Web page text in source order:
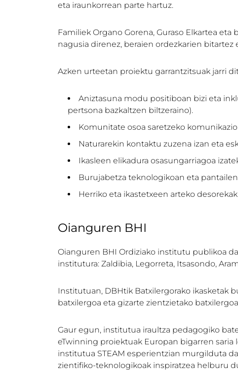
eta iraunkorrean parte hartuz.
Familiek Organo Gorena, Guraso Elkartea
nagusia direnez, beraien ordezkarien
Azken urteetan proiektu garrantzitsuak jarri
Aniztasuna modu positiboan bizi eta
pertsona bazkaltzen biltzeraino).
Komunitate osoa saretzeko
Naturarekin kontaktu zuzena izan eta
Ikasleen elikadura osasungarriagoa
Burujabetza teknologikoan eta
Herriko eta ikastetxeen arteko
Oianguren BHI
Oianguren BHI Ordiziako institutu publikoa
institutura: Zaldibia, Legorreta, Itsasondo,
Institutuan, DBHtik Batxilergorako ikasketak
batxilergoa eta gizarte zientzietako
Gaur egun, institutua iraultza pedagogiko
eTwinning proiektuak Europan bigarren
institutua STEAM esperientzian murgilduta
zientifiko-teknologikoak inspiratzea helburu